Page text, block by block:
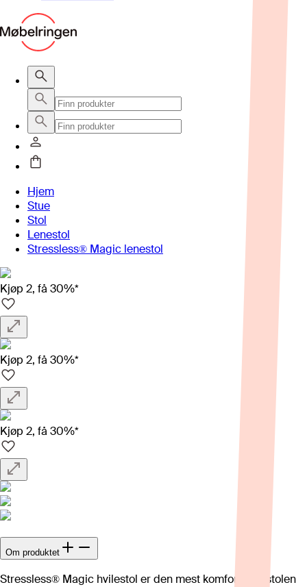
Hjem
Stue
Stol
Lenestol
Stressless® Magic lenestol
Kjøp 2, få 30%*
Kjøp 2, få 30%*
Kjøp 2, få 30%*
Om produktet
Stressless® Magic hvilestol er den mest komfortable stolen